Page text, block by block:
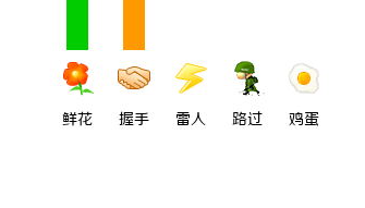
鲜花 握手 雷人 路过 鸡蛋